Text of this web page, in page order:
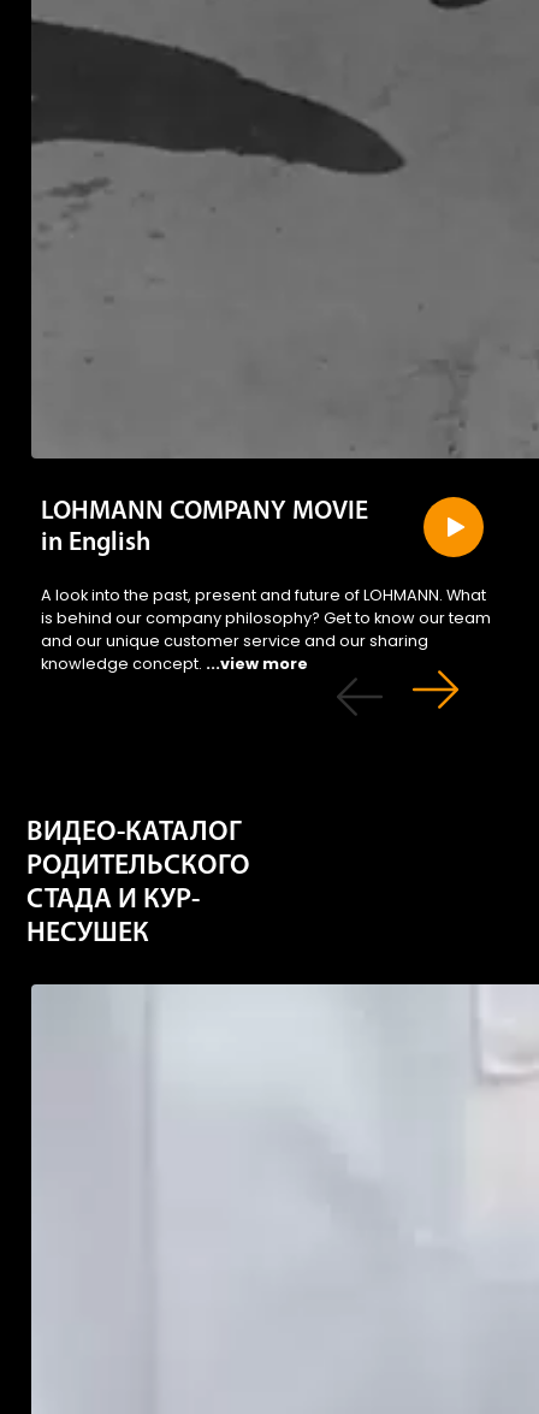
LOHMANN COMPANY MOVIE
in English
A look into the past, present and future of LOHMANN. What
is behind our company philosophy? Get to know our team
and our unique customer service and our sharing
knowledge concept. ...view more
ВИДЕО-КАТАЛОГ
РОДИТЕЛЬСКОГО
СТАДА И КУР-
НЕСУШЕК